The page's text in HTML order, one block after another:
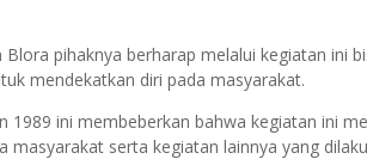
Blora pihaknya berharap melalui kegiatan ini
mendekatkan diri pada masyarakat.
1989 ini membeberkan bahwa kegiatan ini
masyarakat serta kegiatan lainnya yang